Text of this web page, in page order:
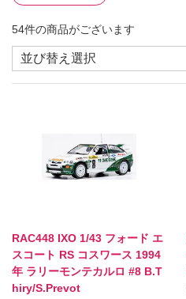
54件の商品がございます
RAC448 IXO 1/43 フォード エ
スコート RS コスワース 1994
年 ラリーモンテカルロ #8 B.T
hiry/S.Prevot